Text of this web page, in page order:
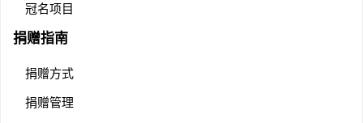
冠名项目
捐赠指南
捐赠方式
捐赠管理